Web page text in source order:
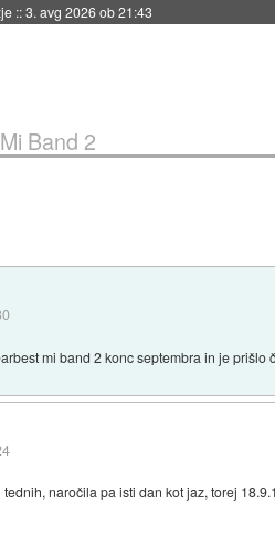
::3. avg 2026 ob 21:17
Mi Band 2
mi band 2 konc septembra in je prišlo
naročila pa isti dan kot jaz, torej